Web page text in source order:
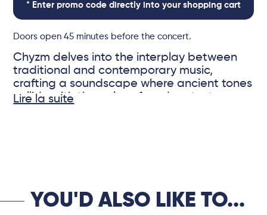
* Enter promo code directly into your shopping cart
Doors open 45 minutes before the concert.
Chyzm delves into the interplay between
traditional and contemporary music,
crafting a soundscape where ancient tones
collide with the pulse of modern textures.
effects with electric instruments.
Through hypnotic patterns and intricate
Lire la suite
YOU'D ALSO LIKE TO...